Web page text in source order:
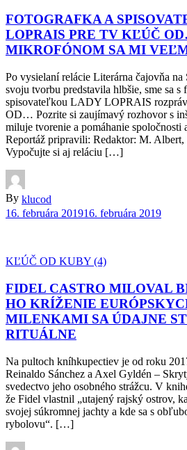
FOTOGRAFKA A
LOPRAIS PRE TV KĽÚČ
MIKROFÓNOM SA MI
Po vysielaní relácie Literárna čajovňa
svoju tvorbu predstavila hlbšie, sme sa s
spisovateľkou LADY LOPRAIS
OD… Pozrite si zaujímavý rozhovor s
miluje tvorenie a pomáhanie spoločnosti
Reportáž pripravili: Redaktor: M.
Vypočujte si aj reláciu […]
By klucod
16. februára 201916. februára 2019
KĽÚČ OD KUBY (4)
FIDEL CASTRO MILOVAL
HO KRÍŽENIE
MILENKAMI SA ÚDAJNE
RITUÁLNE
Na pultoch kníhkupectiev je od roku
Reinaldo Sánchez a Axel Gyldén –
svedectvo jeho osobného strážcu. V
že Fidel vlastnil „utajený rajský ostrov,
svojej súkromnej jachty a kde sa s
rybolovu“. […]